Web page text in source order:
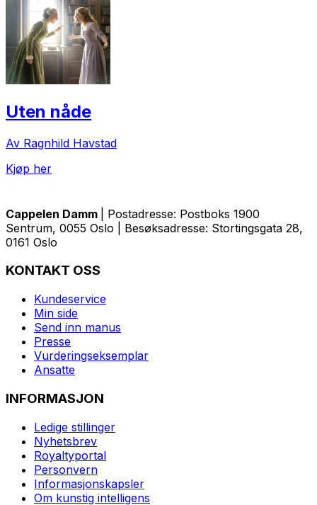
Uten nåde
Av Ragnhild Havstad
Kjøp her
Cappelen Damm
| Postadresse: Postboks 1900
Sentrum, 0055 Oslo | Besøksadresse: Stortingsgata 28,
0161 Oslo
KONTAKT OSS
Kundeservice
Min side
Send inn manus
Presse
Vurderingseksemplar
Ansatte
INFORMASJON
Ledige stillinger
Nyhetsbrev
Royaltyportal
Personvern
Informasjonskapsler
Om kunstig intelligens